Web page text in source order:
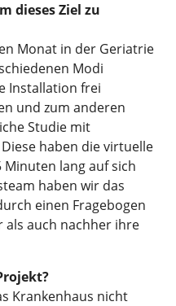
dieses Ziel zu
Monat in der Geriatrie
Modi
Installation frei
und zum anderen
Studie mit
haben die virtuelle
Minuten lang auf sich
haben wir das
einen Fragebogen
auch nachher ihre
Krankenhaus nicht